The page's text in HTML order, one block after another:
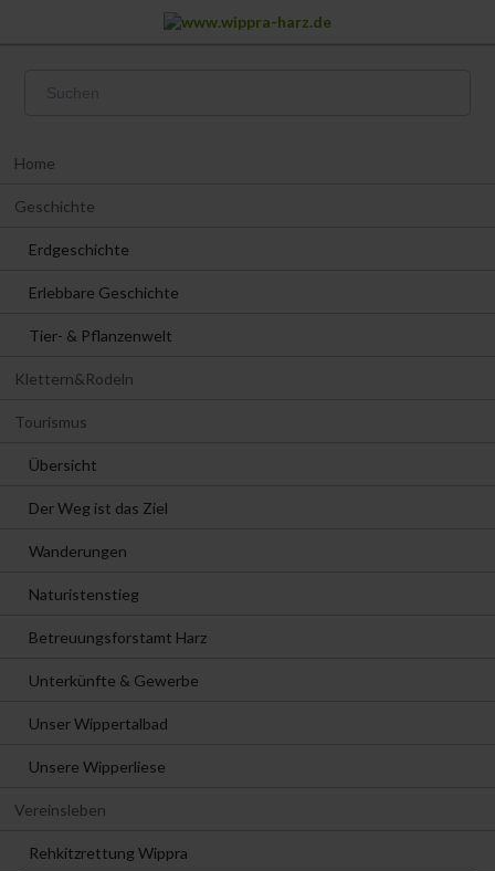
überspringen
Home
Geschichte
Erdgeschichte
Erlebbare Geschichte
Tier- & Pflanzenwelt
Klettern&Rodeln
Tourismus
Übersicht
Der Weg ist das Ziel
Wanderungen
Naturistenstieg
Betreuungsforstamt Harz
Unterkünfte & Gewerbe
Unser Wippertalbad
Unsere Wipperliese
Vereinsleben
Rehkitzrettung Wippra